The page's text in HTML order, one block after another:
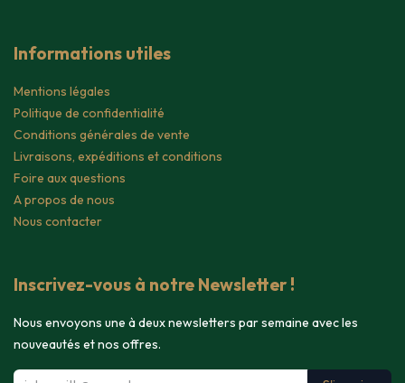
Informations utiles
Mentions légales
Politique de confidentialité
Conditions générales de vente
Livraisons, expéditions et conditions
Foire aux questions
A propos de nous
Nous contacter
Inscrivez-vous à notre Newsletter !
Nous envoyons une à deux newsletters par semaine avec les
nouveautés et nos offres.